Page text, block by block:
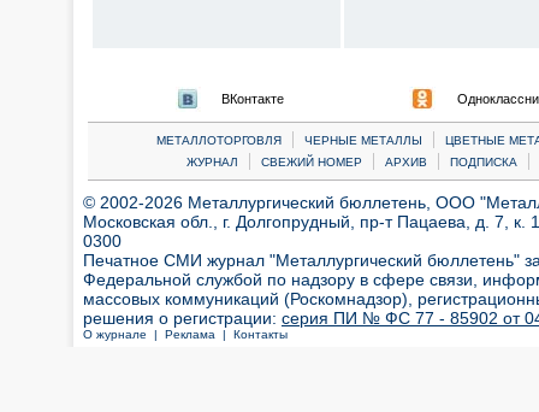
ВКонтакте
МЕТАЛЛОТОРГОВЛЯ | ЧЕРНЫЕ МЕТАЛЛЫ |
ЦВЕТНЫЕ
ЖУРНАЛ
| СВЕЖИЙ НОМЕР | АРХИВ | ПОДПИСКА |
© 2002-2026 Металлургический бюллетень, ООО
Московская обл., г. Долгопрудный, пр-т Пацаева, д. 7,
0300
Печатное СМИ журнал "Металлургический бюллетень"
Федеральной службой по надзору в сфере связи,
массовых коммуникаций (Роскомнадзор),
решения о регистрации: серия ПИ № ФС 77 - 85902 от 04
О журнале | Реклама | Контакты